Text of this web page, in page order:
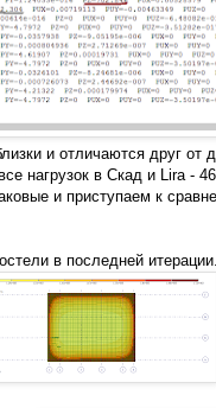
и отличаются друг
нагрузок в Скад и Lirа -
и приступаем к
в последней итерации.